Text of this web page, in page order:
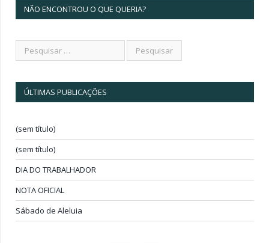
NÃO ENCONTROU O QUE QUERIA?
ÚLTIMAS PUBLICAÇÕES
(sem título)
(sem título)
DIA DO TRABALHADOR
NOTA OFICIAL
Sábado de Aleluia